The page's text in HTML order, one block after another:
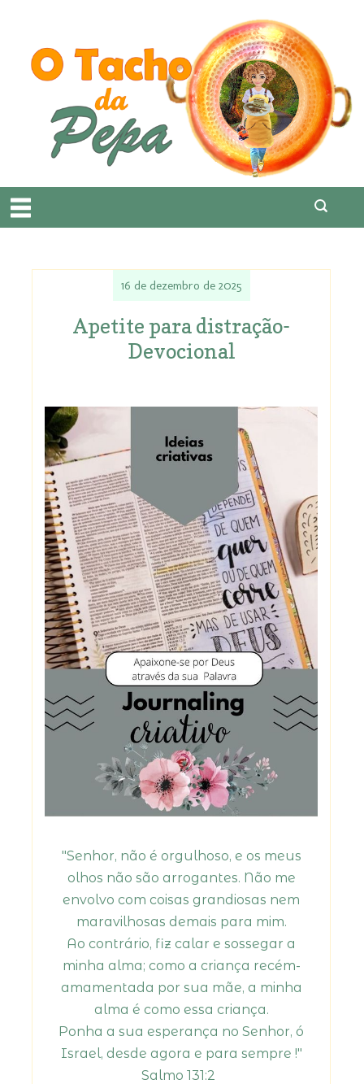
16 de dezembro de 2025
Apetite para distração-
Devocional
"Senhor, não é orgulhoso, e os meus
olhos não são arrogantes. Não me
envolvo com coisas grandiosas nem
maravilhosas demais para mim.
Ao contrário, fiz calar e sossegar a
minha alma; como a criança recém-
amamentada por sua mãe, a minha
alma é como essa criança.
Ponha a sua esperança no Senhor, ó
Israel, desde agora e para sempre !"
Salmo 131:2